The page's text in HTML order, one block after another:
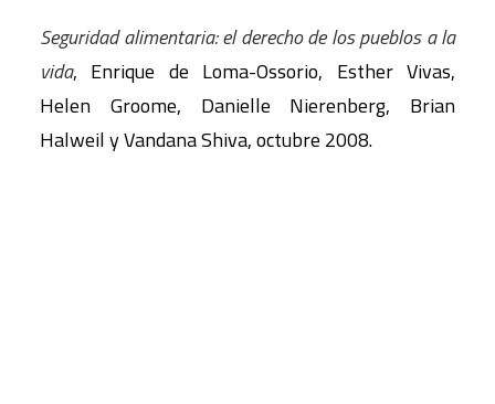
Seguridad alimentaria: el derecho de los pueblos a la
vida, Enrique de Loma-Ossorio, Esther Vivas,
Helen Groome, Danielle Nierenberg, Brian
Halweil y Vandana Shiva, octubre 2008.